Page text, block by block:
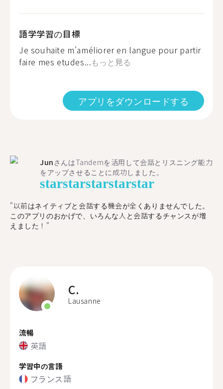
語学学習の目標
Je souhaite m'améliorer en langue pour partir
faire mes etudes...もっと見る
アプリをダウンロードする
Jun さんはTandemを活用して会話とリスニング能力
をアップさせることに成功しました。
starstarstarstarstar
"以前はネイティブと会話する機会が全くありませんでした。
このアプリのおかげで、いろんな人と会話するチャンスが増
えました！"
C.
Lausanne
流暢
英語
学習中の言語
フランス語